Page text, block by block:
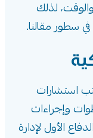
لذلك
سطور مقالنا.
استشارات
وإجراءات
الأول لإدارة